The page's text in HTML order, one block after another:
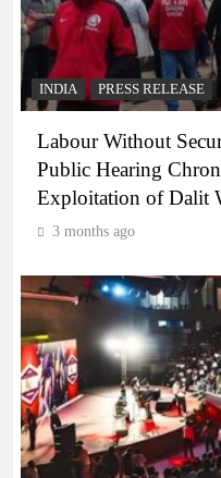
INDIA PRESS RELEASE
Labour Without
Public Hearing
Exploitation of Dalit
3 months ago